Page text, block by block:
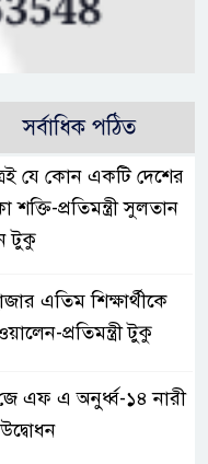
সর্বাধিক পঠিত
যে কোন একটি দেশের
শক্তি-প্রতিমন্ত্রী সুলতান
টুকু
এতিম শিক্ষার্থীকে
প্রতিমন্ত্রী টুকু
জে এফ এ অনুর্ধ্ব-১৪ নারী